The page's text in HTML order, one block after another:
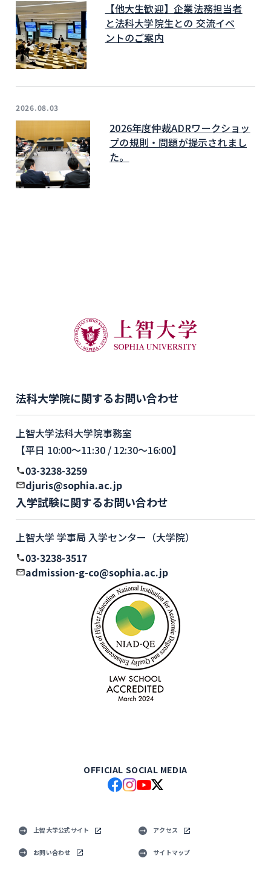
【他大生歓迎】企業法務担当者
と法科大学院生との 交流イベ
ントのご案内
2026.08.03
2026年度仲裁ADRワークショッ
プの規則・問題が提示されまし
た。
法科大学院に関するお問い合わせ
上智大学法科大学院事務室
【平日 10:00〜11:30 / 12:30〜16:00】
03-3238-3259
djuris@sophia.ac.jp
入学試験に関するお問い合わせ
上智大学 学事局 入学センター（大学院）
03-3238-3517
admission-g-co@sophia.ac.jp
OFFICIAL SOCIAL MEDIA
上智大学公式サイト アクセス
お問い合わせ サイトマップ